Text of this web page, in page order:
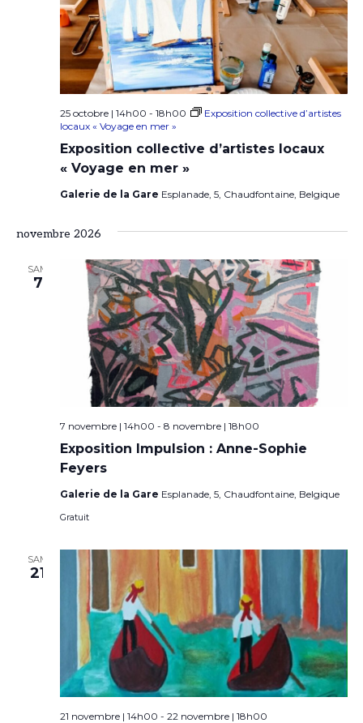
Exposition collective d’artistes locaux
« Voyage en mer »
25 octobre | 14h00 - 18h00
Exposition collective d’artistes
locaux « Voyage en mer »
Galerie de la Gare Esplanade, 5, Chaudfontaine, Belgique
novembre 2026
SAM
7
Exposition Impulsion : Anne-Sophie
Feyers
7 novembre | 14h00 - 8 novembre | 18h00
Galerie de la Gare Esplanade, 5, Chaudfontaine, Belgique
Gratuit
SAM
21
21 novembre | 14h00 - 22 novembre | 18h00